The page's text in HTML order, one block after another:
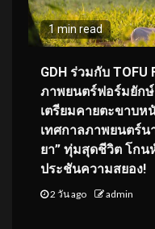
1 min read
GDH ร่วมกับ TOFU
ภาพยนตร์ฟอร์มยักษ์
เตรียมคายตะขาบ
เทศกาลภาพยนตร์น
ยา” ทุ่มสุดชีวิต โก
ประชันความสยอง!
2 วัน ago admin